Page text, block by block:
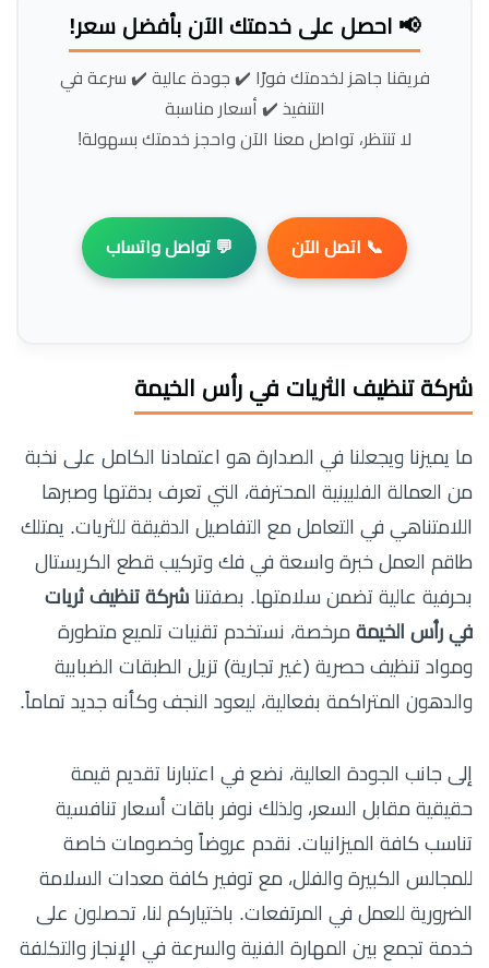
📢 احصل على خدمتك الآن بأفضل سعر!
فريقنا جاهز لخدمتك فورًا ✔️ جودة عالية ✔️ سرعة في
التنفيذ ✔️ أسعار مناسبة
لا تنتظر، تواصل معنا الآن واحجز خدمتك بسهولة!
📞 اتصل الآن 💬 تواصل واتساب
شركة تنظيف الثريات في رأس الخيمة
ما يميزنا ويجعلنا في الصدارة هو اعتمادنا الكامل على نخبة
من العمالة الفلبينية المحترفة، التي تعرف بدقتها وصبرها
اللامتناهي في التعامل مع التفاصيل الدقيقة للثريات. يمتلك
طاقم العمل خبرة واسعة في فك وتركيب قطع الكريستال
بحرفية عالية تضمن سلامتها. بصفتنا شركة تنظيف ثريات
في رأس الخيمة مرخصة، نستخدم تقنيات تلميع متطورة
ومواد تنظيف حصرية (غير تجارية) تزيل الطبقات الضبابية
والدهون المتراكمة بفعالية، ليعود النجف وكأنه جديد تماماً.
إلى جانب الجودة العالية، نضع في اعتبارنا تقديم قيمة
حقيقية مقابل السعر، ولذلك نوفر باقات أسعار تنافسية
تناسب كافة الميزانيات. نقدم عروضاً وخصومات خاصة
للمجالس الكبيرة والفلل، مع توفير كافة معدات السلامة
الضرورية للعمل في المرتفعات. باختياركم لنا، تحصلون على
خدمة تجمع بين المهارة الفنية والسرعة في الإنجاز والتكلفة